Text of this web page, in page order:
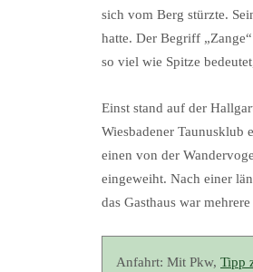
sich vom Berg stürzte.
hatte. Der Begriff
so viel wie Spitze
Einst stand auf der
Wiesbadener Taunusklub
einen von der
eingeweiht. Nach einer
das Gasthaus war
Anfahrt: Mit Pkw, Tipp